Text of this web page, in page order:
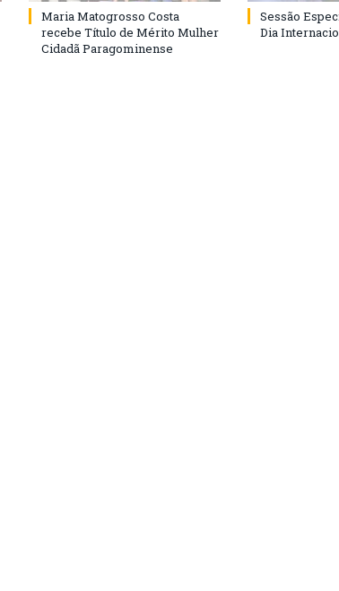
Maria Matogrosso Costa
recebe Título de Mérito Mulher
Cidadã Paragominense
Sessão
Dia